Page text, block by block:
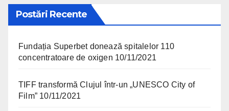
Postări Recente
Fundația Superbet donează spitalelor 110
concentratoare de oxigen 10/11/2021
TIFF transformă Clujul într-un „UNESCO City of
Film” 10/11/2021